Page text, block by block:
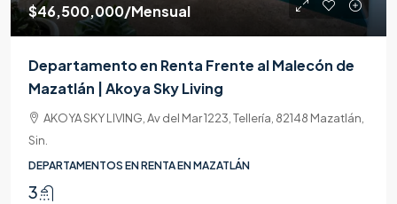
$46,500,000/Mensual
Departamento en Renta Frente al Malecón de
Mazatlán | Akoya Sky Living
AKOYA SKY LIVING, Av del Mar 1223, Tellería, 82148 Mazatlán,
Sin.
DEPARTAMENTOS EN RENTA EN MAZATLÁN
3